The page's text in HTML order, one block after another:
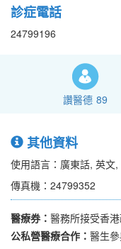
診症電話
24799196
讚醫德 89
其他資料
使用語言：廣東話, 英文,
傳真機：24799352
醫療券： 醫務所接受香
公私營醫療合作： 醫生